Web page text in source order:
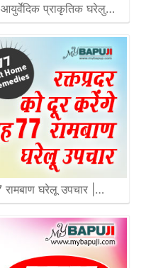
प्राकृतिक घरेलु…
घरेलू उपचार |…